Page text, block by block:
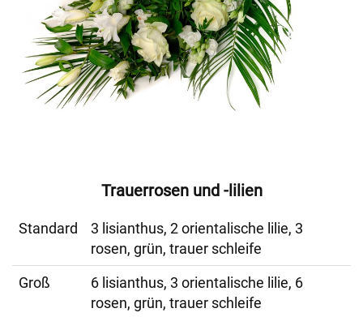
Trauerrosen und -lilien
Standard
3 lisianthus, 2 orientalische lilie, 3
rosen, grün, trauer schleife
Groß
6 lisianthus, 3 orientalische lilie, 6
rosen, grün, trauer schleife